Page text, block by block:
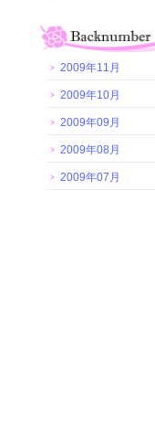
2009年11月
2009年10月
2009年09月
2009年08月
2009年07月